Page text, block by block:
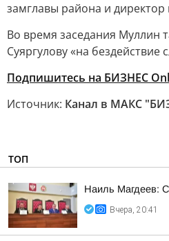
замглавы района и директор
Во время заседания Муллин
Суяргулову «на
Подпишитесь на БИЗНЕС
Источник: Канал в МАКС
ТОП
Наиль Магдеев:
Вчера, 20:41